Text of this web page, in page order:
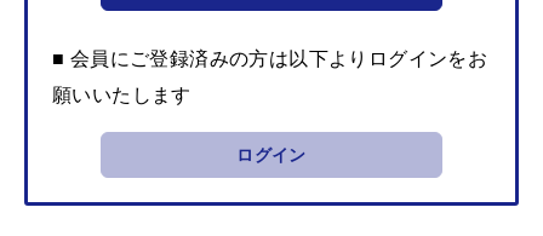
■ 会員にご登録済みの方は以下よりログインをお
願いいたします
ログイン